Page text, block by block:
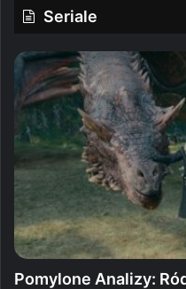
Seriale
Pomylone Analizy: